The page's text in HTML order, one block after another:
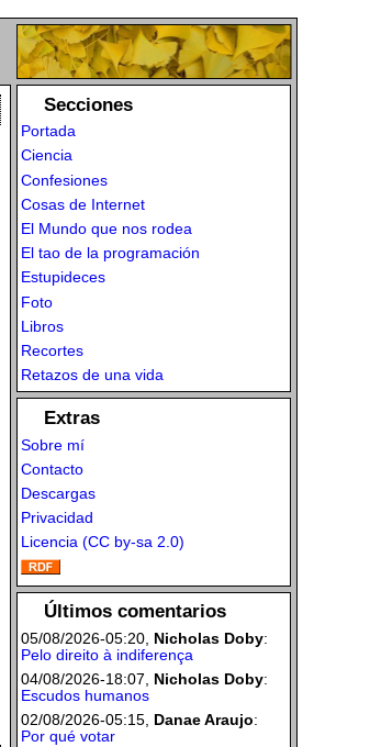
Secciones
Portada
Ciencia
Confesiones
Cosas de Internet
El Mundo que nos rodea
El tao de la programación
Estupideces
Foto
Libros
Recortes
Retazos de una vida
Extras
Sobre mí
Contacto
Descargas
Privacidad
Licencia (CC by-sa 2.0)
Últimos comentarios
05/08/2026-05:20, Nicholas Doby:
Pelo direito à indiferença
04/08/2026-18:07, Nicholas Doby:
Escudos humanos
02/08/2026-05:15, Danae Araujo:
Por qué votar